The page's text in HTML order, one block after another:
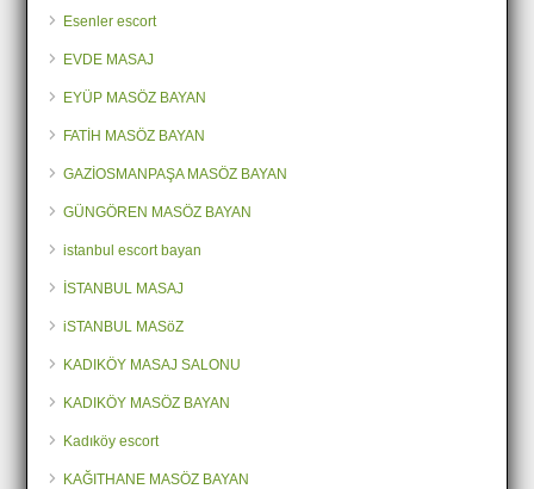
Esenler escort
EVDE MASAJ
EYÜP MASÖZ BAYAN
FATİH MASÖZ BAYAN
GAZİOSMANPAŞA MASÖZ BAYAN
GÜNGÖREN MASÖZ BAYAN
istanbul escort bayan
İSTANBUL MASAJ
iSTANBUL MASöZ
KADIKÖY MASAJ SALONU
KADIKÖY MASÖZ BAYAN
Kadıköy escort
KAĞITHANE MASÖZ BAYAN